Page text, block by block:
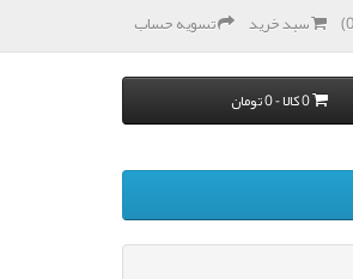
سبد خرید تسویه حساب
0 کالا - 0 تومان